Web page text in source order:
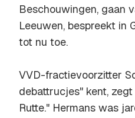
Beschouwingen, gaan
Leeuwen, bespreekt in
tot nu toe.
VVD-fractievoorzitter
debattrucjes" kent,
Rutte." Hermans was